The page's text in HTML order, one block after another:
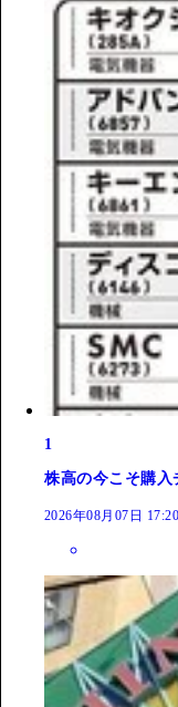
1
株高の今こそ購
2026年08月07日 17:20